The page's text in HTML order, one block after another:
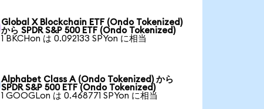
Global X Blockchain ETF (Ondo Tokenized)
から SPDR S&P 500 ETF (Ondo Tokenized)
1 BKCHon は 0.092133 SPYon に相当
Alphabet Class A (Ondo Tokenized) から
SPDR S&P 500 ETF (Ondo Tokenized)
1 GOOGLon は 0.468771 SPYon に相当